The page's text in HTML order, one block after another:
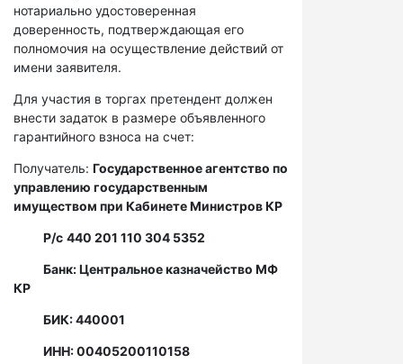
нотариально удостоверенная
доверенность, подтверждающая его
полномочия на осуществление действий от
имени заявителя.
Для участия в торгах претендент должен
внести задаток в размере объявленного
гарантийного взноса на счет:
Получатель: Государственное агентство по
управлению государственным
имуществом при Кабинете Министров КР
Р/с 440 201 110 304 5352
Банк: Центральное казначейство МФ
КР
БИК: 440001
ИНН: 00405200110158